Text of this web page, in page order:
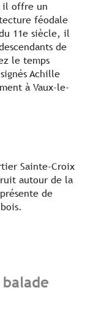
il offre un
féodale
11e siècle, il
de
le temps
Achille
à Vaux-le-
Sainte-Croix
autour de la
de